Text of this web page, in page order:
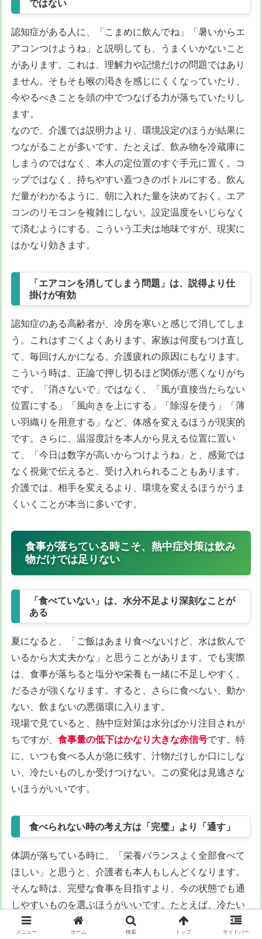
ではない
認知症がある人に、「こまめに飲んでね」「暑いからエ
アコンつけようね」と説明しても、うまくいかないこと
があります。これは、理解力や記憶だけの問題ではあり
ません。そもそも喉の渇きを感じにくくなっていたり、
今やるべきことを頭の中でつなげる力が落ちていたりし
ます。
なので、介護では説明力より、環境設定のほうが結果に
つながることが多いです。たとえば、飲み物を冷蔵庫に
しまうのではなく、本人の定位置のすぐ手元に置く。コ
ップではなく、持ちやすい蓋つきのボトルにする。飲ん
だ量がわかるように、朝に入れた量を決めておく。エア
コンのリモコンを複雑にしない。設定温度をいじらなく
て済むようにする。こういう工夫は地味ですが、現実に
はかなり効きます。
「エアコンを消してしまう問題」は、説得より仕
掛けが有効
認知症のある高齢者が、冷房を寒いと感じて消してしま
う。これはすごくよくあります。家族は何度もつけ直し
て、毎回けんかになる。介護疲れの原因にもなります。
こういう時は、正論で押し切るほど関係が悪くなりがち
です。「消さないで」ではなく、「風が直接当たらない
位置にする」「風向きを上にする」「除湿を使う」「薄
い羽織りを用意する」など、体感を変えるほうが現実的
です。さらに、温湿度計を本人から見える位置に置い
て、「今日は数字が高いからつけようね」と、感覚では
なく視覚で伝えると、受け入れられることもあります。
介護では、相手を変えるより、環境を変えるほうがうま
くいくことが本当に多いです。
食事が落ちている時こそ、熱中症対策は飲み
物だけでは足りない
「食べていない」は、水分不足より深刻なことが
ある
夏になると、「ご飯はあまり食べないけど、水は飲んで
いるから大丈夫かな」と思うことがあります。でも実際
は、食事が落ちると塩分や栄養も一緒に不足しやすく、
だるさが強くなります。すると、さらに食べない、動か
ない、飲まないの悪循環に入ります。
現場で見ていると、熱中症対策は水分ばかり注目されが
ちですが、 食事量の低下はかなり大きな赤信号です。特
に、いつも食べる人が急に残す、汁物だけしか口にしな
い、冷たいものしか受けつけない。この変化は見逃さな
いほうがいいです。
食べられない時の考え方は「完璧」より「通す」
体調が落ちている時に、「栄養バランスよく全部食べて
ほしい」と思うと、介護者も本人もしんどくなります。
そんな時は、完璧な食事を目指すより、今の状態でも通
しやすいものを選ぶほうがいいです。たとえば、冷たい
茶碗蒸し、やわらかい豆腐、ゼリー、果物、味噌汁、ス
メニュー ホーム 検索 トップ サイドバー